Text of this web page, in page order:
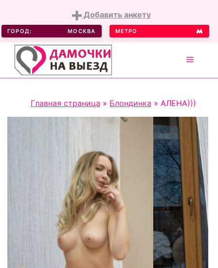
content
Добавить анкету
ГОРОД: МОСКВА МЕТРО
MENU
Главная страница » Блондинка » АЛЕНА)))